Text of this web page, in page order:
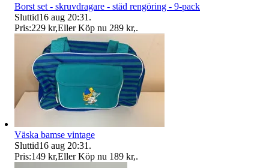
Borst set - skruvdragare - städ rengöring - 9-pack
Sluttid16 aug 20:31 .
Pris:229 kr,Eller Köp nu 289 kr,.
Väska bamse vintage
Sluttid16 aug 20:31 .
Pris:149 kr,Eller Köp nu 189 kr,.